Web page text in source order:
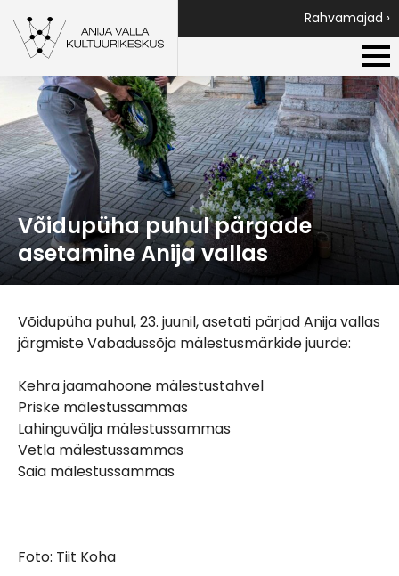
Rahvamajad ›
Võidupüha puhul pärgade
asetamine Anija vallas
Võidupüha puhul, 23. juunil, asetati pärjad Anija vallas
järgmiste Vabadussõja mälestusmärkide juurde:
Kehra jaamahoone mälestustahvel
Priske mälestussammas
Lahinguvälja mälestussammas
Vetla mälestussammas
Saia mälestussammas
Foto: Tiit Koha